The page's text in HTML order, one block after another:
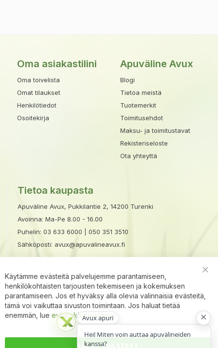
Oma asiakastilini
Oma toivelista
Omat tilaukset
Henkilötiedot
Osoitekirja
Apuväline Avux
Blogi
Tietoa meistä
Tuotemerkit
Toimitusehdot
Maksu- ja toimitustavat
Rekisteriseloste
Ota yhteyttä
Tietoa kaupasta
Apuväline Avux, Pukkilantie 2, 14200 Turenki
Avoinna: Ma-Pe 8.00 - 16.00
Puhelin: 03 633 6000
050 351 3510
Sähköposti: avux@apuvalineavux.fi
Avux apuri
Hei! Miten voin auttaa apuvälineiden
kanssa?
×
Käytämme evästeitä palvelujemme parantamiseen,
henkilökohtaisten tarjousten tekemiseen ja kokemuksen
parantamiseen. Jos et hyväksy alla olevia valinnaisia evästeitä,
tämä voi vaikuttaa sivuston toimintaan. Jos haluat tietää
enemmän, lue evästekäytäntömme
SALLI EVÄSTEET